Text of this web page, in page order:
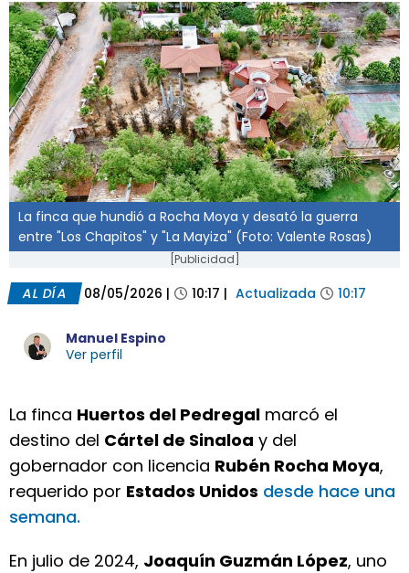
La finca que hundió a Rocha Moya y desató la guerra
entre "Los Chapitos" y "La Mayiza" (Foto: Valente Rosas)
[Publicidad]
AL DÍA 08/05/2026 | 10:17 | Actualizada 10:17
Manuel Espino
Ver perfil
La finca Huertos del Pedregal marcó el
destino del Cártel de Sinaloa y del
gobernador con licencia Rubén Rocha Moya,
requerido por Estados Unidos desde hace una
semana.
En julio de 2024, Joaquín Guzmán López, uno